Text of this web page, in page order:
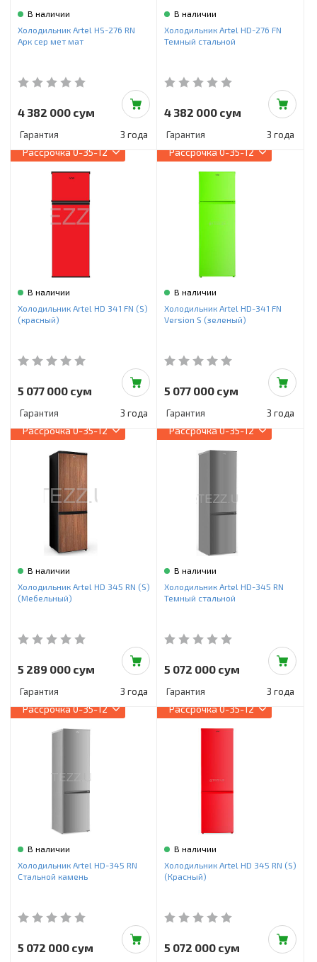
В наличии
Холодильник Artel HS-276 RN
Арк сер мет мат
4 382 000 сум
Гарантия 3 года
В наличии
Холодильник Artel HD-276 FN
Темный стальной
4 382 000 сум
Гарантия 3 года
Рассрочка0-35-12
В наличии
Холодильник Artel HD 341 FN (S)
(красный)
5 077 000 сум
Гарантия 3 года
Рассрочка0-35-12
В наличии
Холодильник Artel HD-341 FN
Version S (зеленый)
5 077 000 сум
Гарантия 3 года
Рассрочка0-35-12
В наличии
Холодильник Artel HD 345 RN (S)
(Мебельный)
5 289 000 сум
Гарантия 3 года
Рассрочка0-35-12
В наличии
Холодильник Artel HD-345 RN
Темный стальной
5 072 000 сум
Гарантия 3 года
Рассрочка0-35-12
В наличии
Холодильник Artel HD-345 RN
Стальной камень
5 072 000 сум
Рассрочка0-35-12
В наличии
Холодильник Artel HD 345 RN (S)
(Красный)
5 072 000 сум